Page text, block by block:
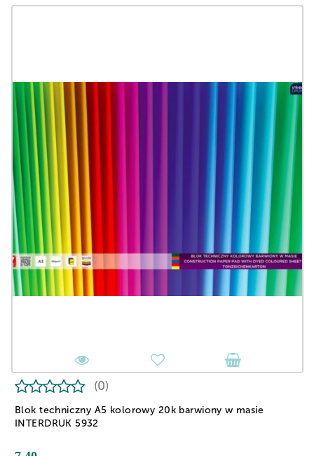
Blok techniczny A5 kolorowy 20k barwiony w masie
INTERDRUK 5932
(0)